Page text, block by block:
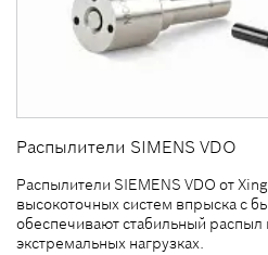
Распылители SIMENS VDO
Распылители SIEMENS VDO от
высокоточных систем впрыска с
обеспечивают стабильный распыл
экстремальных нагрузках.